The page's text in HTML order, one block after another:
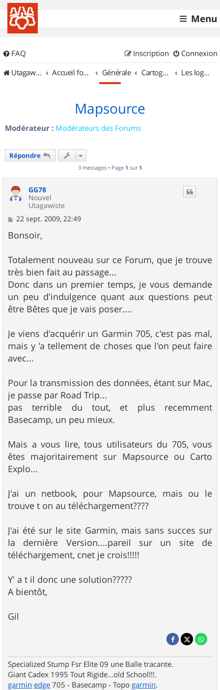
Menu
FAQ Connexion
Inscription
UtagawaVTT (Randos VTT et VTTAE avec traces GPS)
Accueil forum Générale Cartographie et GPS Les logiciels
Mapsource
Modérateur : Modérateurs des Forums
Répondre
3 messages • Page 1 sur 1
GG78
Nouvel
Utagawiste
M
s
s
g
e
22 sept. 2009, 22:49
Bonsoir,
Totalement nouveau sur ce Forum, que je trouve
très bien fait au passage...
Donc dans un premier temps, je vous demande
un peu d'indulgence quant aux questions peut
être Bêtes que je vais poser....
Je viens d'acquérir un Garmin 705, c'est pas mal,
mais y 'a tellement de choses que l'on peut faire
avec...
Pour la transmission des données, étant sur Mac,
je passe par Road Trip...
pas terrible du tout, et plus recemment
Basecamp, un peu mieux.
Mais a vous lire, tous utilisateurs du 705, vous
êtes majoritairement sur Mapsource ou Carto
Explo...
J'ai un netbook, pour Mapsource, mais ou le
trouve t on au téléchargement????
J'ai été sur le site Garmin, mais sans succes sur
la dernière Version....pareil sur un site de
téléchargement, cnet je crois!!!!!
Y' a t il donc une solution?????
A bientôt,
Gil
Specialized Stump Fsr Elite 09 une Balle tracante.
Giant Cadex 1995 Tout Rigide...old School!!!.
garmin edge 705 - Basecamp - Topo garmin.